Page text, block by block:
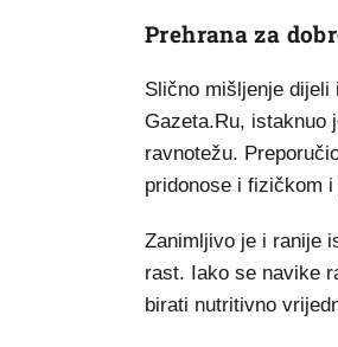
Prehrana za
Slično mišljenje dijeli
Gazeta.Ru, istaknuo
ravnotežu.
pridonose i fizičkom
Zanimljivo je i ranije
rast. Iako se navike
birati nutritivno